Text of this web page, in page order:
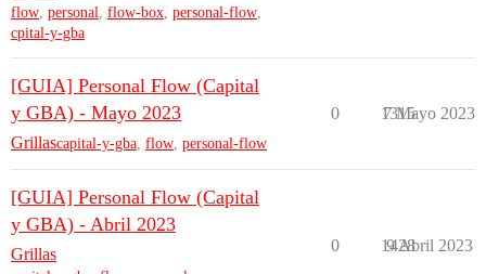
flow, personal, flow-box, personal-flow,
cpital-y-gba
[GUIA] Personal Flow (Capital
y GBA) - Mayo 2023
Grillascapital-y-gba flow personal-flow
0 1315
7 Mayo 2023
[GUIA] Personal Flow (Capital
y GBA) - Abril 2023
Grillas 0 1428
9 Abril 2023